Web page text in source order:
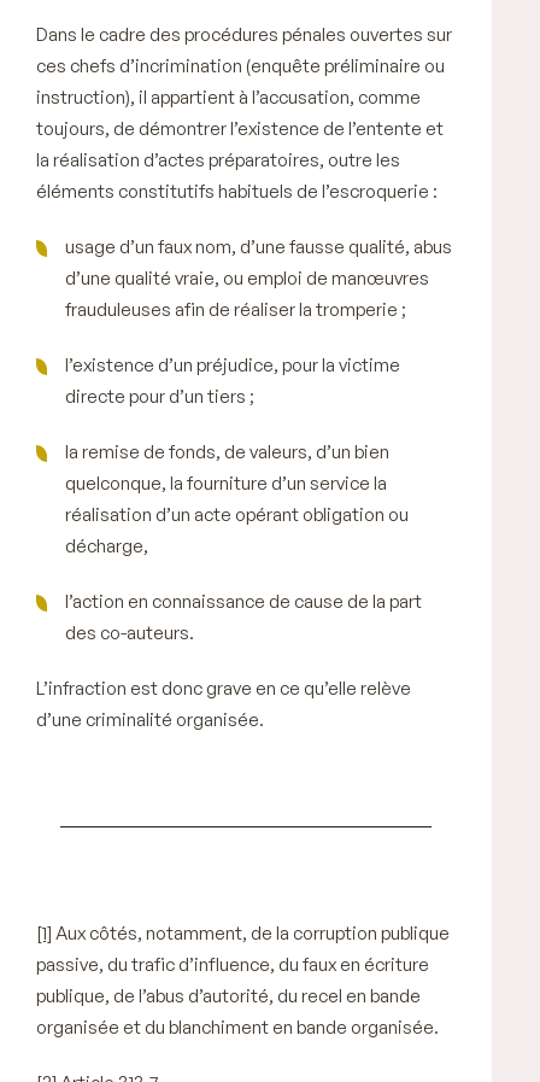
Dans le cadre des procédures pénales ouvertes sur
ces chefs d’incrimination (enquête préliminaire ou
instruction), il appartient à l’accusation, comme
toujours, de démontrer l’existence de l’entente et
la réalisation d’actes préparatoires, outre les
éléments constitutifs habituels de l’escroquerie :
usage d’un faux nom, d’une fausse qualité, abus
d’une qualité vraie, ou emploi de manœuvres
frauduleuses afin de réaliser la tromperie ;
l’existence d’un préjudice, pour la victime
directe pour d’un tiers ;
la remise de fonds, de valeurs, d’un bien
quelconque, la fourniture d’un service la
réalisation d’un acte opérant obligation ou
décharge,
l’action en connaissance de cause de la part
des co-auteurs.
L’infraction est donc grave en ce qu’elle relève
d’une criminalité organisée.
[1] Aux côtés, notamment, de la corruption publique
passive, du trafic d’influence, du faux en écriture
publique, de l’abus d’autorité, du recel en bande
organisée et du blanchiment en bande organisée.